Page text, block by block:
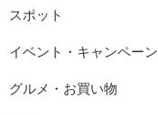
スポット
イベント・キャンペーン
グルメ・お買い物